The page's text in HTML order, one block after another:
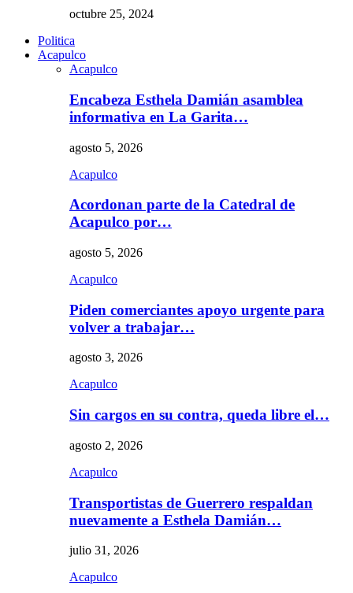
octubre 25, 2024
Politica
Acapulco
Acapulco
Encabeza Esthela Damián asamblea
informativa en La Garita…
agosto 5, 2026
Acapulco
Acordonan parte de la Catedral de
Acapulco por…
agosto 5, 2026
Acapulco
Piden comerciantes apoyo urgente para
volver a trabajar…
agosto 3, 2026
Acapulco
Sin cargos en su contra, queda libre el…
agosto 2, 2026
Acapulco
Transportistas de Guerrero respaldan
nuevamente a Esthela Damián…
julio 31, 2026
Acapulco